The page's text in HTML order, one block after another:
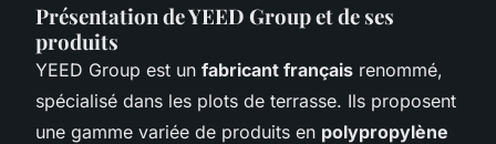
Présentation de YEED Group et de ses
produits
YEED Group est un fabricant français renommé,
spécialisé dans les plots de terrasse. Ils proposent
une gamme variée de produits en polypropylène